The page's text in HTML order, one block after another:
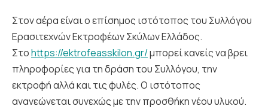
Στον αέρα είναι ο επίσημος ιστότοπος του Συλλόγου
Ερασιτεχνών Εκτροφέων Σκύλων Ελλάδος.
Στοhttps://ektrofeasskilon.gr/μπορεί κανείς να βρει
πληροφορίες για τη δράση του Συλλόγου, την
εκτροφή αλλά και τις φυλές. Ο ιστότοπος
ανανεώνεται συνεχώς με την προσθήκη νέου υλικού.